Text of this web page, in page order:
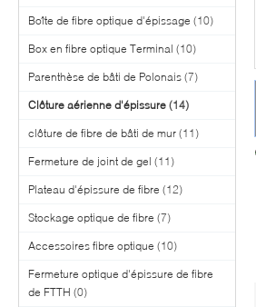
Boîte de fibre optique d'épissage (10)
Box en fibre optique Terminal (10)
Parenthèse de bâti de Polonais (7)
Clôture aérienne d'épissure (14)
clôture de fibre de bâti de mur (11)
Fermeture de joint de gel (11)
Plateau d'épissure de fibre (12)
Stockage optique de fibre (7)
Accessoires fibre optique (10)
Fermeture optique d'épissure de fibre
de FTTH (0)